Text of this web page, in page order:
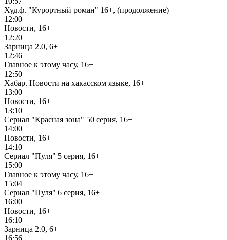
Худ.ф. "Курортный роман" 16+, (продолжение)
12:00
Новости, 16+
12:20
Зарница 2.0, 6+
12:46
Главное к этому часу, 16+
12:50
Хабар. Новости на хакасском языке, 16+
13:00
Новости, 16+
13:10
Сериал "Красная зона" 50 серия, 16+
14:00
Новости, 16+
14:10
Сериал "Пуля" 5 серия, 16+
15:00
Главное к этому часу, 16+
15:04
Сериал "Пуля" 6 серия, 16+
16:00
Новости, 16+
16:10
Зарница 2.0, 6+
16:56